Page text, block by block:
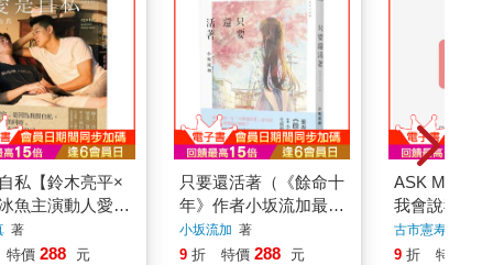
私【鈴木亮平×
魚主演動人愛情
愛是自私》原著
著
特價 288 元
只要還活著（《餘命十
年》作者小坂流加最後
遺作）
小坂流加 著
9 折 特價 288 元
ASK ME
我會說我愛你
古市憲寿
9 折 特價